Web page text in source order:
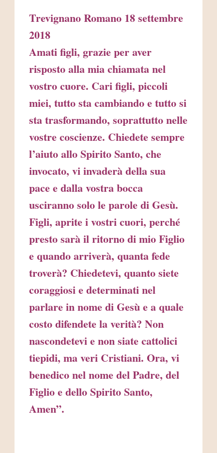
Trevignano Romano 18 settembre
2018
Amati figli, grazie per aver
risposto alla mia chiamata nel
vostro cuore. Cari figli, piccoli
miei, tutto sta cambiando e tutto si
sta trasformando, soprattutto nelle
vostre coscienze. Chiedete sempre
l’aiuto allo Spirito Santo, che
invocato, vi invaderà della sua
pace e dalla vostra bocca
usciranno solo le parole di Gesù.
Figli, aprite i vostri cuori, perché
presto sarà il ritorno di mio Figlio
e quando arriverà, quanta fede
troverà? Chiedetevi, quanto siete
coraggiosi e determinati nel
parlare in nome di Gesù e a quale
costo difendete la verità? Non
nascondetevi e non siate cattolici
tiepidi, ma veri Cristiani. Ora, vi
benedico nel nome del Padre, del
Figlio e dello Spirito Santo,
Amen”.